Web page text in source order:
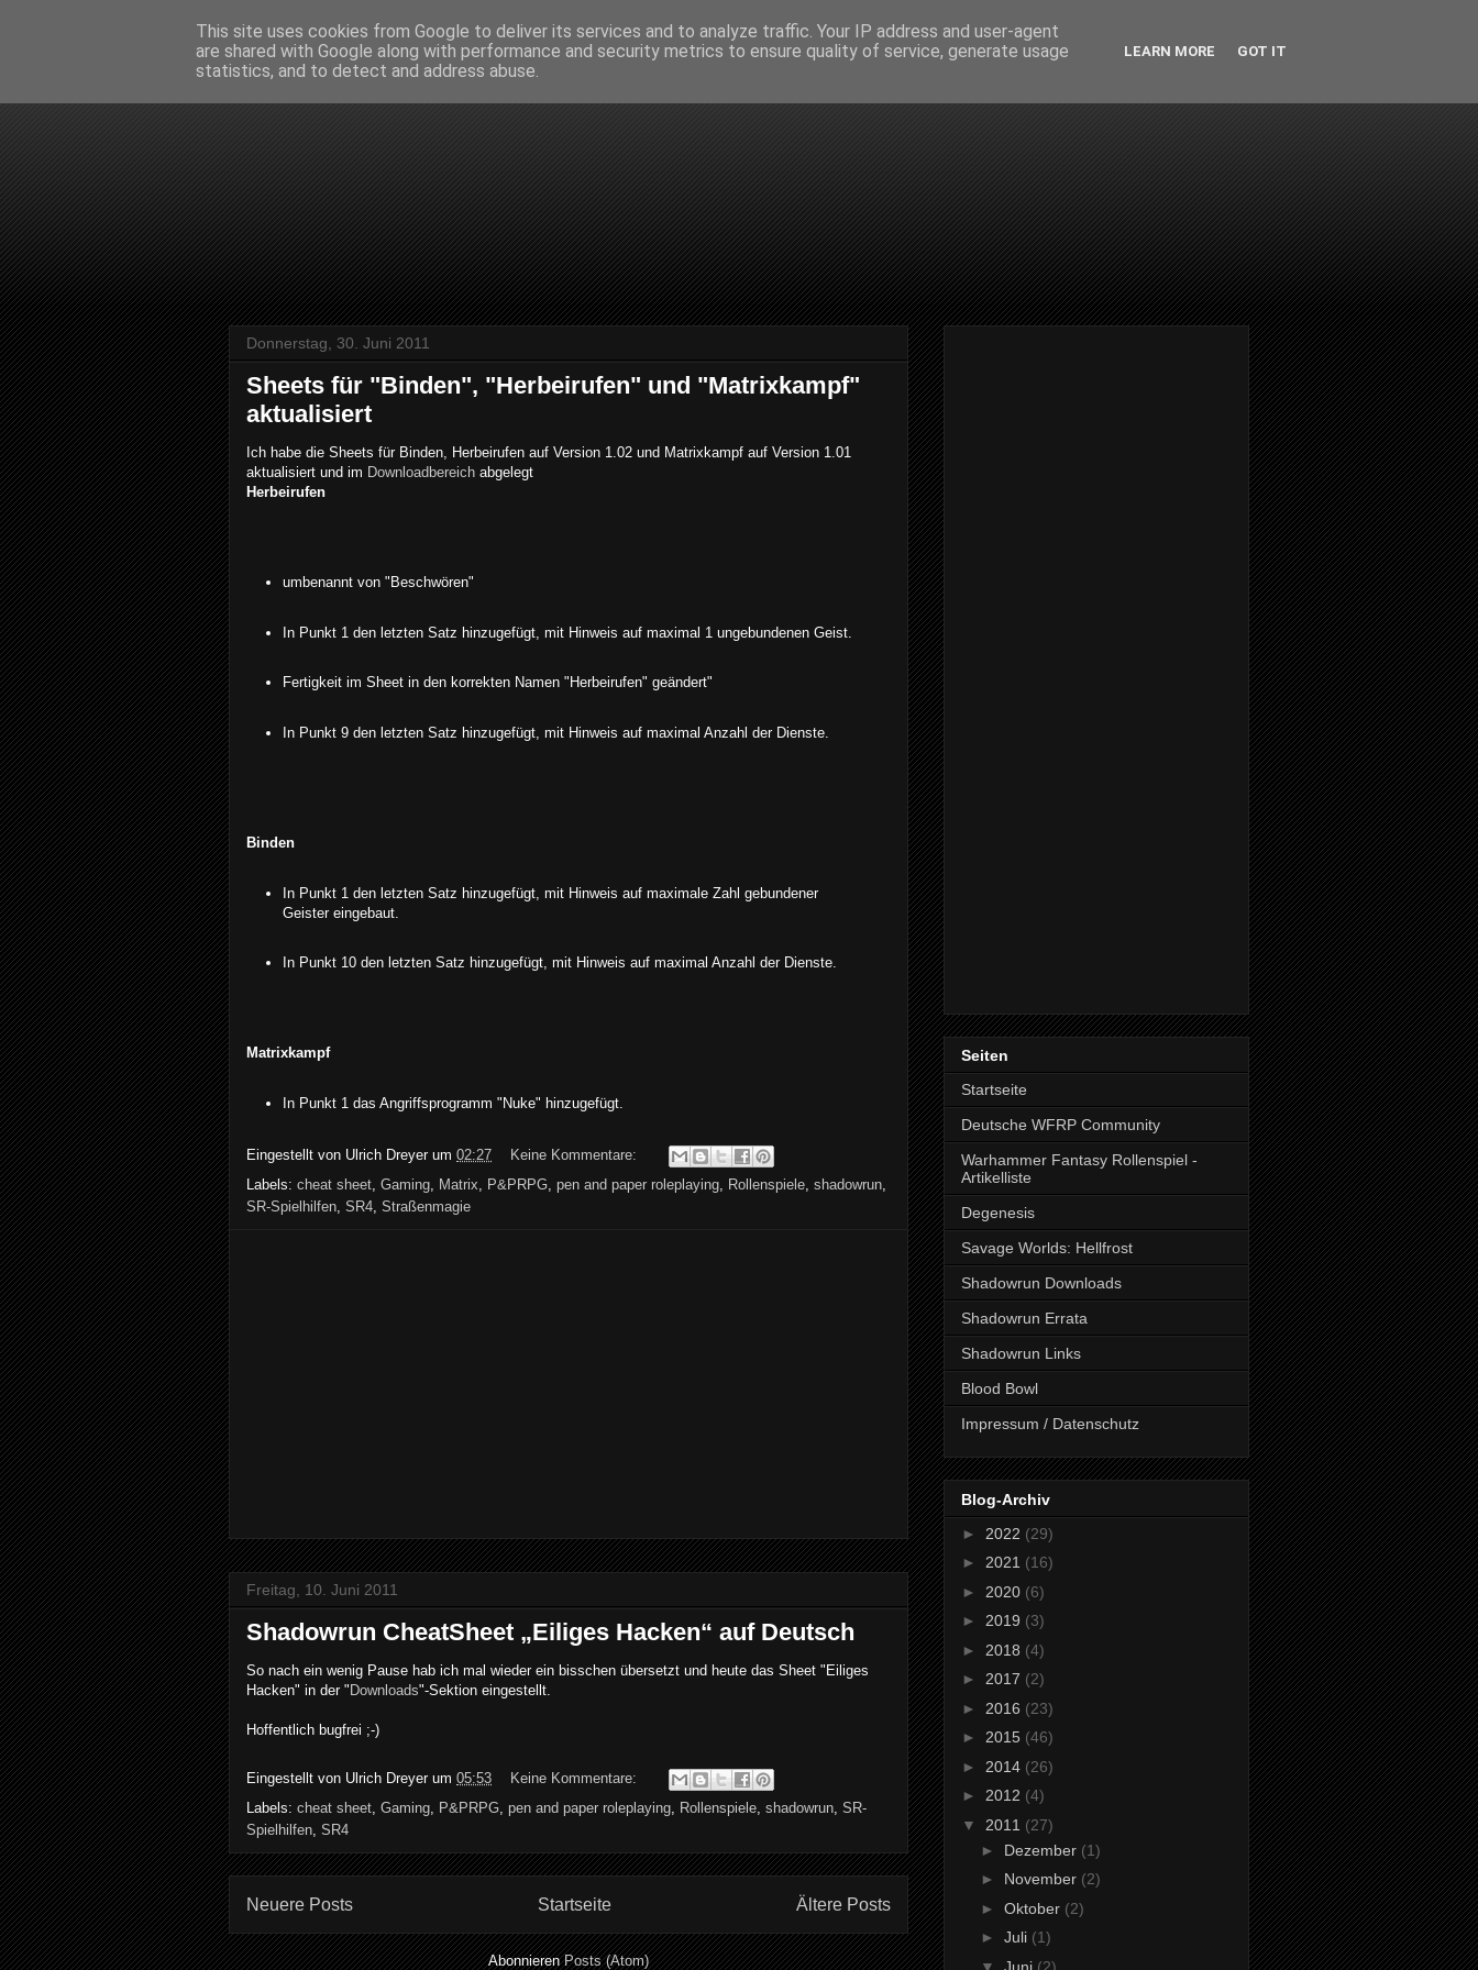
Donnerstag, 30. Juni 2011
Sheets für "Binden", "Herbeirufen" und "Matrixkampf"
aktualisiert
Ich habe die Sheets für Binden, Herbeirufen auf Version 1.02 und Matrixkampf auf Version 1.01
aktualisiert und im Downloadbereich abgelegt
Herbeirufen
umbenannt von "Beschwören"
In Punkt 1 den letzten Satz hinzugefügt, mit Hinweis auf maximal 1 ungebundenen Geist.
Fertigkeit im Sheet in den korrekten Namen "Herbeirufen" geändert"
In Punkt 9 den letzten Satz hinzugefügt, mit Hinweis auf maximal Anzahl der Dienste.
Binden
In Punkt 1 den letzten Satz hinzugefügt, mit Hinweis auf maximale Zahl gebundener
Geister eingebaut.
In Punkt 10 den letzten Satz hinzugefügt, mit Hinweis auf maximal Anzahl der Dienste.
Matrixkampf
In Punkt 1 das Angriffsprogramm "Nuke" hinzugefügt.
Eingestellt von Ulrich Dreyer um 02:27
Keine Kommentare:
Labels: cheat sheet, Gaming, Matrix, P&PRPG, pen and paper roleplaying, Rollenspiele, shadowrun,
SR-Spielhilfen, SR4, Straßenmagie
Freitag, 10. Juni 2011
Shadowrun CheatSheet „Eiliges Hacken“ auf Deutsch
So nach ein wenig Pause hab ich mal wieder ein bisschen übersetzt und heute das Sheet "Eiliges
Hacken" in der " Downloads"-Sektion eingestellt.
Hoffentlich bugfrei ;-)
Eingestellt von Ulrich Dreyer um 05:53
Keine Kommentare:
Labels: cheat sheet, Gaming, P&PRPG, pen and paper roleplaying, Rollenspiele, shadowrun, SR-
Spielhilfen, SR4
Neuere Posts Ältere Posts
Startseite
AbonnierenPosts (Atom)
Seiten
Startseite
Deutsche WFRP Community
Warhammer Fantasy Rollenspiel -
Artikelliste
Degenesis
Savage Worlds: Hellfrost
Shadowrun Downloads
Shadowrun Errata
Shadowrun Links
Blood Bowl
Impressum / Datenschutz
Blog-Archiv
► 2022 (29)
► 2021 (16)
► 2020 (6)
► 2019 (3)
► 2018 (4)
► 2017 (2)
► 2016 (23)
► 2015 (46)
► 2014 (26)
► 2012 (4)
▼ 2011 (27)
► Dezember (1)
► November (2)
► Oktober (2)
► Juli (1)
▼ Juni (2)
This site uses cookies from Google to deliver its services and to analyze traffic. Your IP address and user-agent
are shared with Google along with performance and security metrics to ensure quality of service, generate usage
statistics, and to detect and address abuse.
LEARN MORE GOT IT